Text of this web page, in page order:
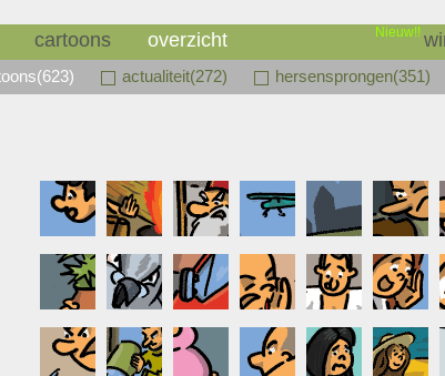
Nieuw!!
overzicht
cartoons
hersensprongen(351)
actualiteit(272)